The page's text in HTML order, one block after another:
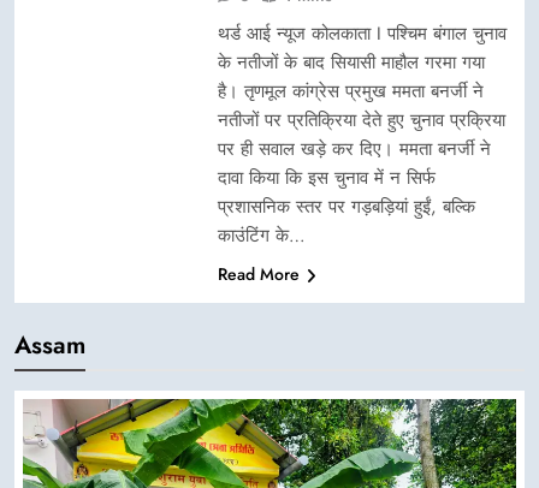
Assam
थर्ड आई न्यूज कोलकाता I पश्चिम बंगाल चुनाव
के नतीजों के बाद सियासी माहौल गरमा गया
है। तृणमूल कांग्रेस प्रमुख ममता बनर्जी ने
नतीजों पर प्रतिक्रिया देते हुए चुनाव प्रक्रिया
पर ही सवाल खड़े कर दिए। ममता बनर्जी ने
दावा किया कि इस चुनाव में न सिर्फ
प्रशासनिक स्तर पर गड़बड़ियां हुईं, बल्कि
काउंटिंग के…
Read More